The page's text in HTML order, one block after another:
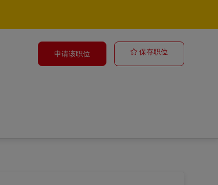
申请该职位 保存职位Postbote –